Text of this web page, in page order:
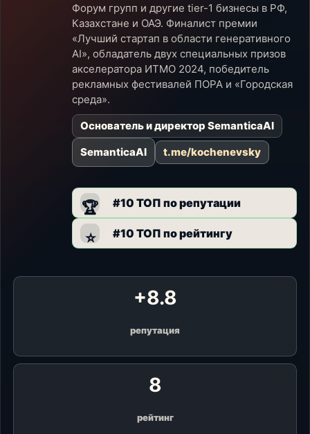
Форум групп и другие tier-1 бизнесы в РФ,
Казахстане и ОАЭ. Финалист премии
«Лучший стартап в области генеративного
AI», обладатель двух специальных призов
акселератора ИТМО 2024, победитель
рекламных фестивалей ПОРА и «Городская
среда».
Основатель и директор SemanticaAI
SemanticaAI
t.me/kochenevsky
🏆 #10 ТОП по репутации
⭐ #10 ТОП по рейтингу
+8.8
репутация
8
рейтинг